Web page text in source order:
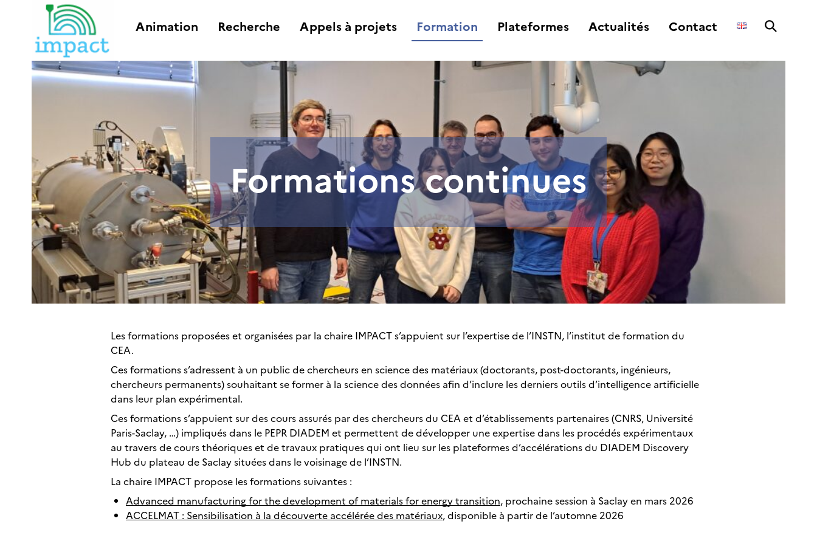
Animation Recherche Appels à projets Formation Plateformes Actualités Contact
Formations continues
Les formations proposées et organisées par la chaire IMPACT s’appuient sur l’expertise de l’INSTN, l’institut de formation du
CEA.
Ces formations s’adressent à un public de chercheurs en science des matériaux (doctorants, post-doctorants, ingénieurs,
chercheurs permanents) souhaitant se former à la science des données afin d’inclure les derniers outils d’intelligence artificielle
dans leur plan expérimental.
Ces formations s’appuient sur des cours assurés par des chercheurs du CEA et d’établissements partenaires (CNRS, Université
Paris-Saclay, …) impliqués dans le PEPR DIADEM et permettent de développer une expertise dans les procédés expérimentaux
au travers de cours théoriques et de travaux pratiques qui ont lieu sur les plateformes d’accélérations du DIADEM Discovery
Hub du plateau de Saclay situées dans le voisinage de l’INSTN.
La chaire IMPACT propose les formations suivantes :
Advanced manufacturing for the development of materials for energy transition, prochaine session à Saclay en mars 2026
ACCELMAT : Sensibilisation à la découverte accélérée des matériaux, disponible à partir de l’automne 2026